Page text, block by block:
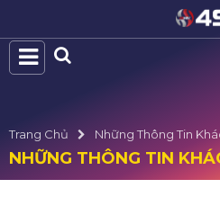
Trang Chủ Những Thông Tin
NHỮNG THÔNG TIN